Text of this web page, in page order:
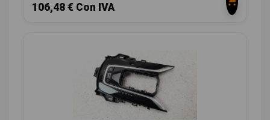
106,48 € Con IVA